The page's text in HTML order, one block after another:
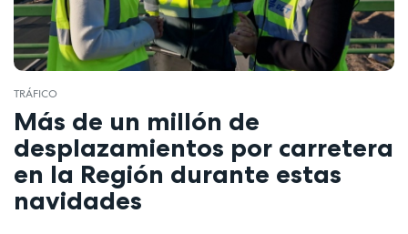
TRÁFICO
Más de un millón de
desplazamientos por carretera
en la Región durante estas
navidades